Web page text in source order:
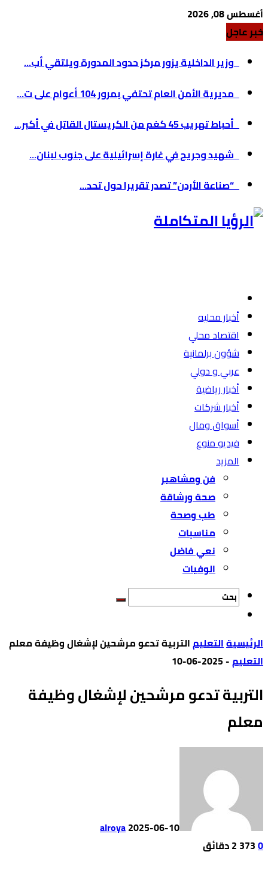
أغسطس 08, 2026
خبر عاجل
وزير الداخلية يزور مركز حدود المدورة ويلتقي أب...
مديرية الأمن العام تحتفي بمرور 104 أعوام على ت...
أحباط تهريب 45 كغم من الكريستال القاتل في أكبر...
شهيد وجريح في غارة إسرائيلية على جنوب لبنان...
“صناعة الأردن” تصدر تقريرا حول تحد...
أخبار محليه
اقتصاد محلي
شؤون برلمانية
عربي و دولي
أخبار رياضية
أخبار شركات
أسواق ومال
فيديو منوع
المزيد
فن ومشاهير
صحة ورشاقة
طب وصحة
مناسبات
نعي فاضل
الوفيات
‫الرئيسية‬التعليمالتربية تدعو مرشحين لإشغال وظيفة معلم
التعليم-
2025-06-10
التربية تدعو مرشحين لإشغال وظيفة
معلم
alroya2025-06-10
0
373 2 ‫دقائق‬